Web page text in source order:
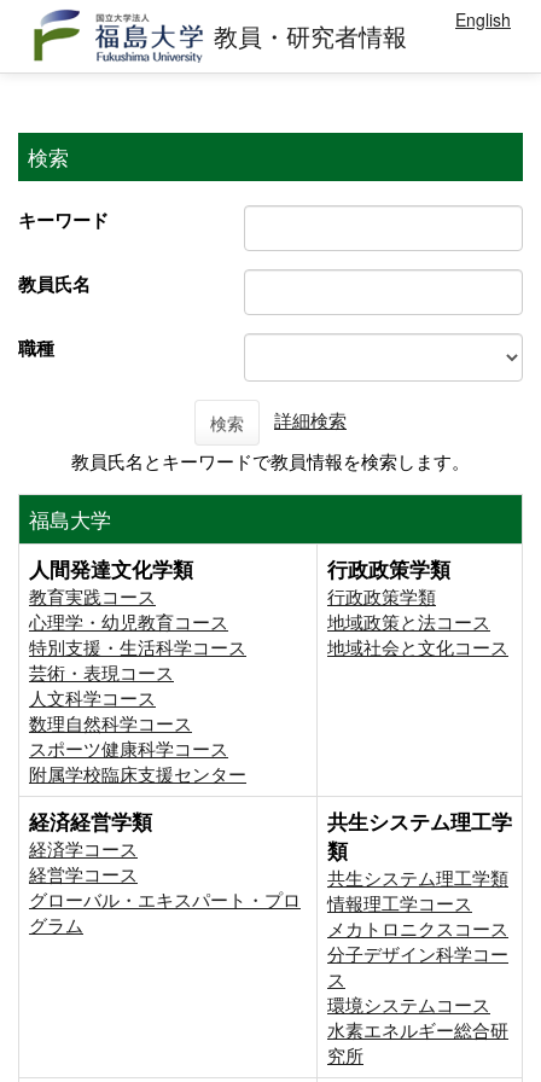
教員・研究者情報 English
検索
キーワード
教員氏名
職種
検索
詳細検索
教員氏名とキーワードで教員情報を検索します。
福島大学
人間発達文化学類
教育実践コース
心理学・幼児教育コース
特別支援・生活科学コース
芸術・表現コース
人文科学コース
数理自然科学コース
スポーツ健康科学コース
附属学校臨床支援センター
行政政策学類
行政政策学類
地域政策と法コース
地域社会と文化コース
経済経営学類
経済学コース
経営学コース
グローバル・エキスパート・プロ
グラム
共生システム理工学
類
共生システム理工学類
情報理工学コース
メカトロニクスコース
分子デザイン科学コー
ス
環境システムコース
⽔素エネルギー総合研
究所